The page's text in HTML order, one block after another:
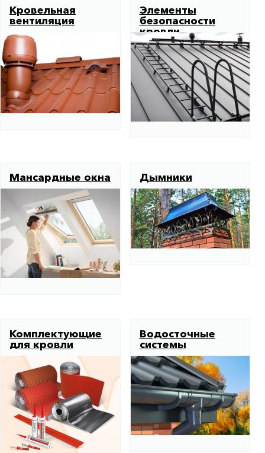
Кровельная
вентиляция
Элементы
безопасности
кровли
Мансардные окна Дымники
Комплектующие
для кровли
Водосточные
системы